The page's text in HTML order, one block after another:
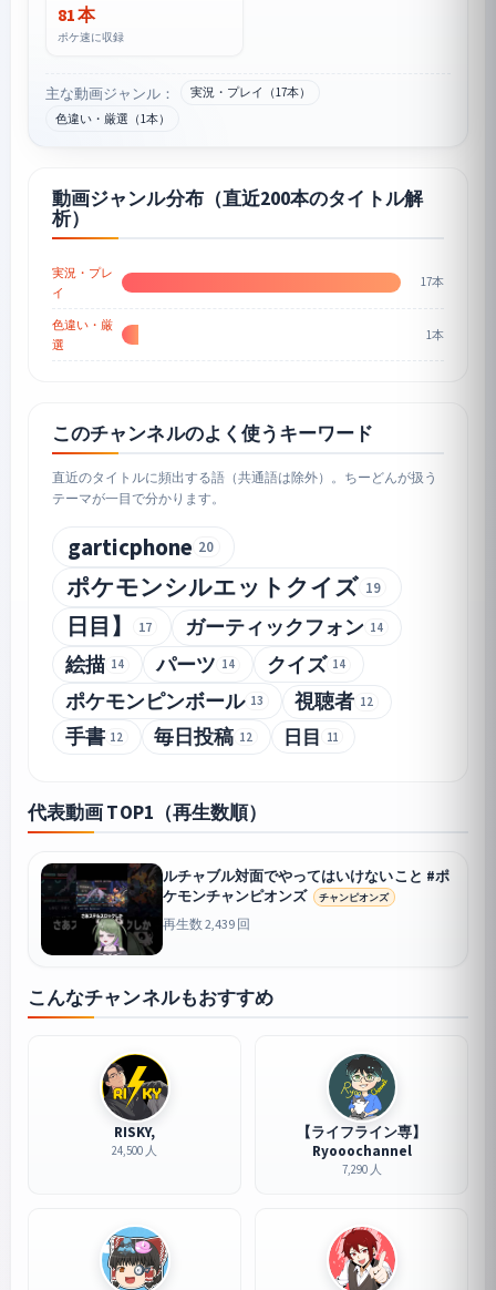
81 本
ポケ速に収録
主な動画ジャンル：
実況・プレイ（17本）
色違い・厳選（1本）
動画ジャンル分布（直近200本のタイトル解
析）
実況・プレ
イ
17本
色違い・厳
選
1本
このチャンネルのよく使うキーワード
直近のタイトルに頻出する語（共通語は除外）。ちーどんが扱う
テーマが一目で分かります。
garticphone 20
ポケモンシルエットクイズ 19
日目】 17 ガーティックフォン 14
絵描 14 パーツ 14 クイズ 14
ポケモンピンボール 13 視聴者 12
手書 12 毎日投稿 12 日目 11
代表動画 TOP1（再生数順）
ルチャブル対面でやってはいけないこと #ポ
ケモンチャンピオンズ
チャンピオンズ
再生数 2,439 回
こんなチャンネルもおすすめ
RISKY,
24,500 人
【ライフライン専】
Ryooochannel
7,290 人